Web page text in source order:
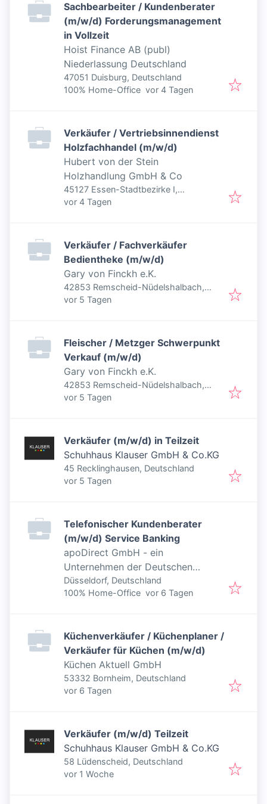
Sachbearbeiter / Kundenberater
(m/w/d) Forderungsmanagement
in Vollzeit
Hoist Finance AB (publ)
Niederlassung Deutschland
47051 Duisburg, Deutschland
100% Home-Office Veröffentlicht
vor 4 Tagen
Verkäufer / Vertriebsinnendienst
Holzfachhandel (m/w/d)
Hubert von der Stein
Holzhandlung GmbH & Co
45127 Essen-Stadtbezirke I,
Deutschland
Veröffentlicht
vor 4 Tagen
Verkäufer / Fachverkäufer
Bedientheke (m/w/d)
Gary von Finckh e.K.
42853 Remscheid-Nüdelshalbach,
Deutschland
Veröffentlicht
vor 5 Tagen
Fleischer / Metzger Schwerpunkt
Verkauf (m/w/d)
Gary von Finckh e.K.
42853 Remscheid-Nüdelshalbach,
Deutschland
Veröffentlicht
vor 5 Tagen
Verkäufer (m/w/d) in Teilzeit
Schuhhaus Klauser GmbH & Co.KG
45 Recklinghausen, Deutschland
Veröffentlicht
vor 5 Tagen
Telefonischer Kundenberater
(m/w/d) Service Banking
apoDirect GmbH - ein
Unternehmen der Deutschen
Apotheker- und Ärztebank
Düsseldorf, Deutschland
100% Home-Office Veröffentlicht
vor 6 Tagen
Küchenverkäufer / Küchenplaner /
Verkäufer für Küchen (m/w/d)
Küchen Aktuell GmbH
53332 Bornheim, Deutschland
Veröffentlicht
vor 6 Tagen
Verkäufer (m/w/d) Teilzeit
Schuhhaus Klauser GmbH & Co.KG
58 Lüdenscheid, Deutschland
Veröffentlicht
vor 1 Woche